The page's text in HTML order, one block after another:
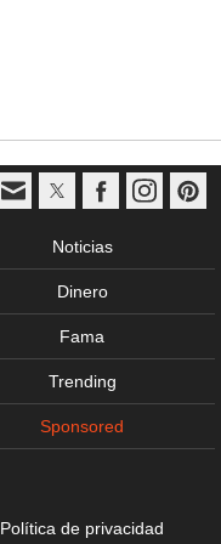
Noticias
Dinero
Fama
Trending
Sponsored
Política de privacidad